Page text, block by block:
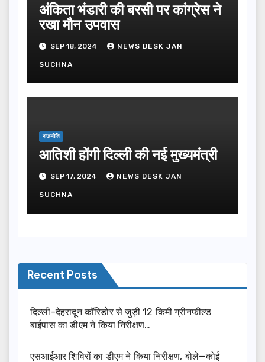
अंकिता भंडारी की बरसी पर कांग्रेस ने
रखा मौन उपवास
SEP 18, 2024 NEWS DESK JAN
SUCHNA
राजनीति
आतिशी होंगी दिल्ली की नई मुख्यमंत्री
SEP 17, 2024 NEWS DESK JAN
SUCHNA
Recent Posts
दिल्ली-देहरादून कॉरिडोर से जुड़ी 12 किमी ग्रीनफील्ड
बाईपास का डीएम ने किया निरीक्षण…
एसआईआर शिविरों का डीएम ने किया निरीक्षण, बोले—कोई